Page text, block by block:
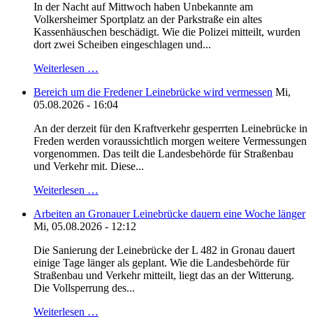
In der Nacht auf Mittwoch haben Unbekannte am
Volkersheimer Sportplatz an der Parkstraße ein altes
Kassenhäuschen beschädigt. Wie die Polizei mitteilt, wurden
dort zwei Scheiben eingeschlagen und...
Weiterlesen …
Bereich um die Fredener Leinebrücke wird vermessen Mi,
05.08.2026 - 16:04
An der derzeit für den Kraftverkehr gesperrten Leinebrücke in
Freden werden voraussichtlich morgen weitere Vermessungen
vorgenommen. Das teilt die Landesbehörde für Straßenbau
und Verkehr mit. Diese...
Weiterlesen …
Arbeiten an Gronauer Leinebrücke dauern eine Woche länger
Mi, 05.08.2026 - 12:12
Die Sanierung der Leinebrücke der L 482 in Gronau dauert
einige Tage länger als geplant. Wie die Landesbehörde für
Straßenbau und Verkehr mitteilt, liegt das an der Witterung.
Die Vollsperrung des...
Weiterlesen …